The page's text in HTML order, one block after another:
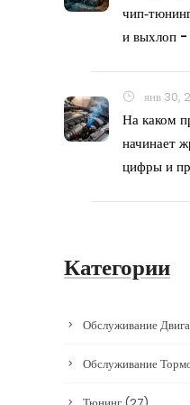
и выхлоп
янв 30,
На каком
начинает
цифры и
Категории
Обслуживание
Обслуживание